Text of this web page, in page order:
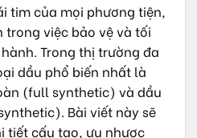
tim của mọi phương tiện,
việc bảo vệ và tối
Trong thị trường đa
dầu phổ biến nhất là
(full synthetic) và dầu
Bài viết này sẽ
tiết cấu tạo, ưu nhược